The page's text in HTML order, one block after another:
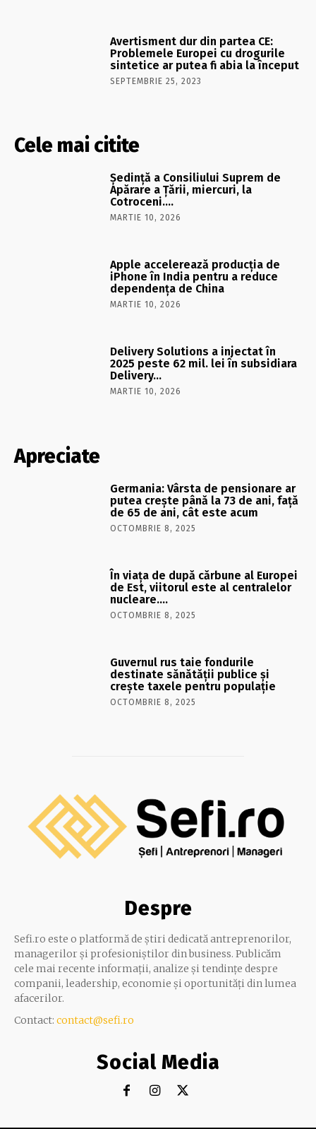
Avertisment dur din partea CE:
Problemele Europei cu drogurile
sintetice ar putea fi abia la început
SEPTEMBRIE 25, 2023
Cele mai citite
Şedinţă a Consiliului Suprem de
Apărare a Ţării, miercuri, la
Cotroceni….
MARTIE 10, 2026
Apple accelerează producția de
iPhone în India pentru a reduce
dependența de China
MARTIE 10, 2026
Delivery Solutions a injectat în
2025 peste 62 mil. lei în subsidiara
Delivery…
MARTIE 10, 2026
Apreciate
Germania: Vârsta de pensionare ar
putea crește până la 73 de ani, față
de 65 de ani, cât este acum
OCTOMBRIE 8, 2025
În viaţa de după cărbune al Europei
de Est, viitorul este al centralelor
nucleare….
OCTOMBRIE 8, 2025
Guvernul rus taie fondurile
destinate sănătății publice și
crește taxele pentru populație
OCTOMBRIE 8, 2025
Despre
Sefi.ro este o platformă de știri dedicată antreprenorilor,
managerilor și profesioniștilor din business. Publicăm
cele mai recente informații, analize și tendințe despre
companii, leadership, economie și oportunități din lumea
afacerilor.
Contact: contact@sefi.ro
Social Media